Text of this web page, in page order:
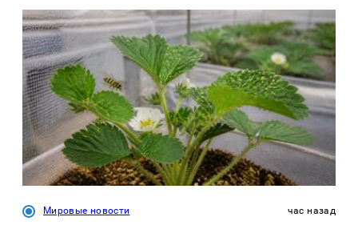
Мировые новости час назад